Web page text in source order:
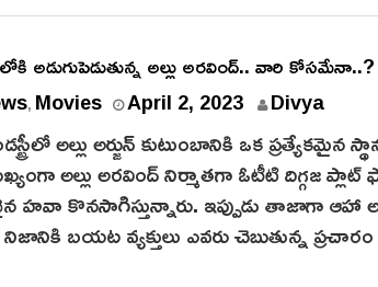
0
3
అల్లు అరవింద్.. వారి కోసమేనా..?
, Movies April 2, 2023 Divya
అల్లు అర్జున్ కుటుంబానికి ఒక ప్రత్యేకమైన
అల్లు అరవింద్ నిర్మాతగా ఓటీటి దిగ్గజ
కొనసాగిస్తున్నారు. ఇప్పుడు తాజాగా ఆహా
బయట వ్యక్తులు ఎవరు చెబుతున్న ప్రచారం